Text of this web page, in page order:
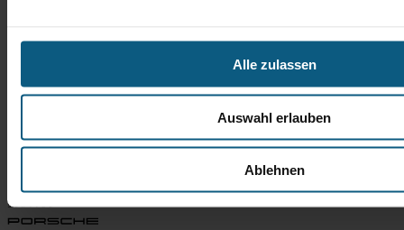
Alle zulassen
Auswahl erlauben
Ablehnen